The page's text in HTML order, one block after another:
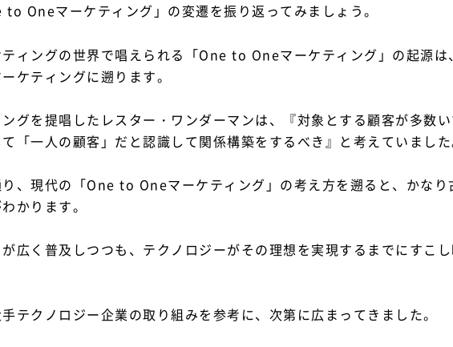
Oneマーケティング」の変遷を振り返ってみましょう。
ィングの世界で唱えられる「One to Oneマーケティング」の起源は、
ケティングに遡ります。
グを提唱したレスター・ワンダーマンは、『対象とする顧客が多数い
「一人の顧客」だと認識して関係構築をするべき』と考えていました
、現代の「One to Oneマーケティング」の考え方を遡ると、かなり
かります。
広く普及しつつも、テクノロジーがその理想を実現するまでにすこ
テクノロジー企業の取り組みを参考に、次第に広まってきました。